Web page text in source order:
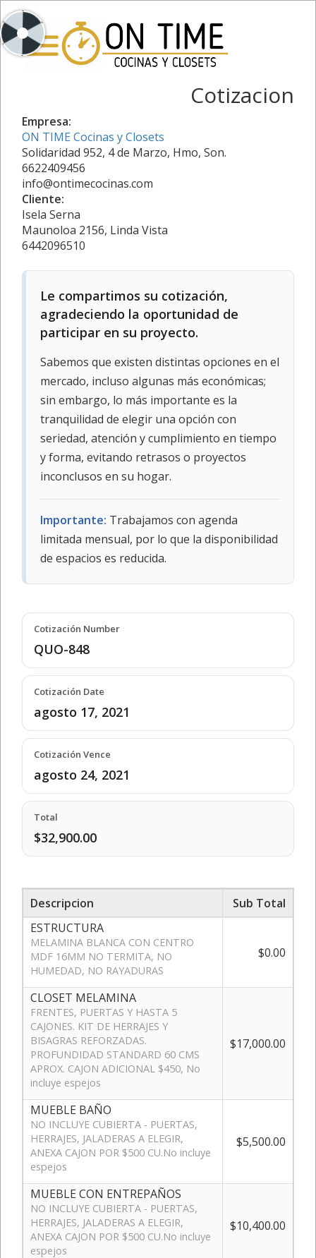
Cotizacion
Empresa:
ON TIME Cocinas y Closets
Solidaridad 952, 4 de Marzo, Hmo, Son.
6622409456
info@ontimecocinas.com
Cliente:
Isela Serna
Maunoloa 2156, Linda Vista
6442096510
Le compartimos su cotización,
agradeciendo la oportunidad de
participar en su proyecto.
Sabemos que existen distintas opciones en el
mercado, incluso algunas más económicas;
sin embargo, lo más importante es la
tranquilidad de elegir una opción con
seriedad, atención y cumplimiento en tiempo
y forma, evitando retrasos o proyectos
inconclusos en su hogar.
Importante: Trabajamos con agenda
limitada mensual, por lo que la disponibilidad
de espacios es reducida.
Cotización Number
QUO-848
Cotización Date
agosto 17, 2021
Cotización Vence
agosto 24, 2021
Total
$32,900.00
Descripcion
Sub Total
ESTRUCTURA
MELAMINA BLANCA CON CENTRO
MDF 16MM NO TERMITA, NO
HUMEDAD, NO RAYADURAS
$0.00
CLOSET MELAMINA
FRENTES, PUERTAS Y HASTA 5
CAJONES. KIT DE HERRAJES Y
BISAGRAS REFORZADAS.
PROFUNDIDAD STANDARD 60 CMS
APROX. CAJON ADICIONAL $450, No
incluye espejos
$17,000.00
MUEBLE BAÑO
NO INCLUYE CUBIERTA - PUERTAS,
HERRAJES, JALADERAS A ELEGIR,
ANEXA CAJON POR $500 CU.No incluye
espejos
$5,500.00
MUEBLE CON ENTREPAÑOS
NO INCLUYE CUBIERTA - PUERTAS,
HERRAJES, JALADERAS A ELEGIR,
ANEXA CAJON POR $500 CU.No incluye
espejos
$10,400.00